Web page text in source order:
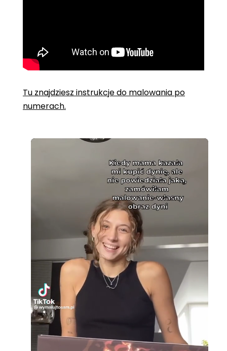
Tu znajdziesz instrukcje do malowania po
numerach.